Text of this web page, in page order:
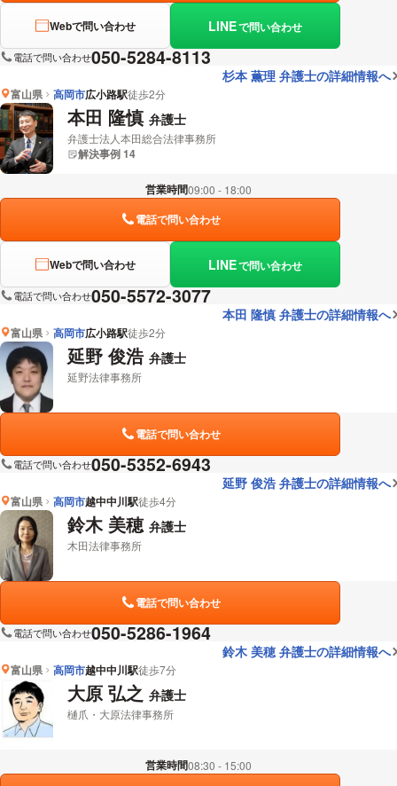
Webで問い合わせ LINEで問い合わせ
電話で問い合わせ050-5284-8113
杉本 薫理 弁護士の詳細情報へ
富山県 高岡市広小路駅徒歩2分
本田 隆慎 弁護士
弁護士法人本田総合法律事務所
解決事例 14
営業時間09:00 - 18:00
電話で問い合わせ
Webで問い合わせ LINEで問い合わせ
電話で問い合わせ050-5572-3077
本田 隆慎 弁護士の詳細情報へ
富山県 高岡市広小路駅徒歩2分
延野 俊浩 弁護士
延野法律事務所
電話で問い合わせ
電話で問い合わせ050-5352-6943
延野 俊浩 弁護士の詳細情報へ
富山県 高岡市越中中川駅徒歩4分
鈴木 美穂 弁護士
木田法律事務所
電話で問い合わせ
電話で問い合わせ050-5286-1964
鈴木 美穂 弁護士の詳細情報へ
富山県 高岡市越中中川駅徒歩7分
大原 弘之 弁護士
樋爪・大原法律事務所
営業時間08:30 - 15:00